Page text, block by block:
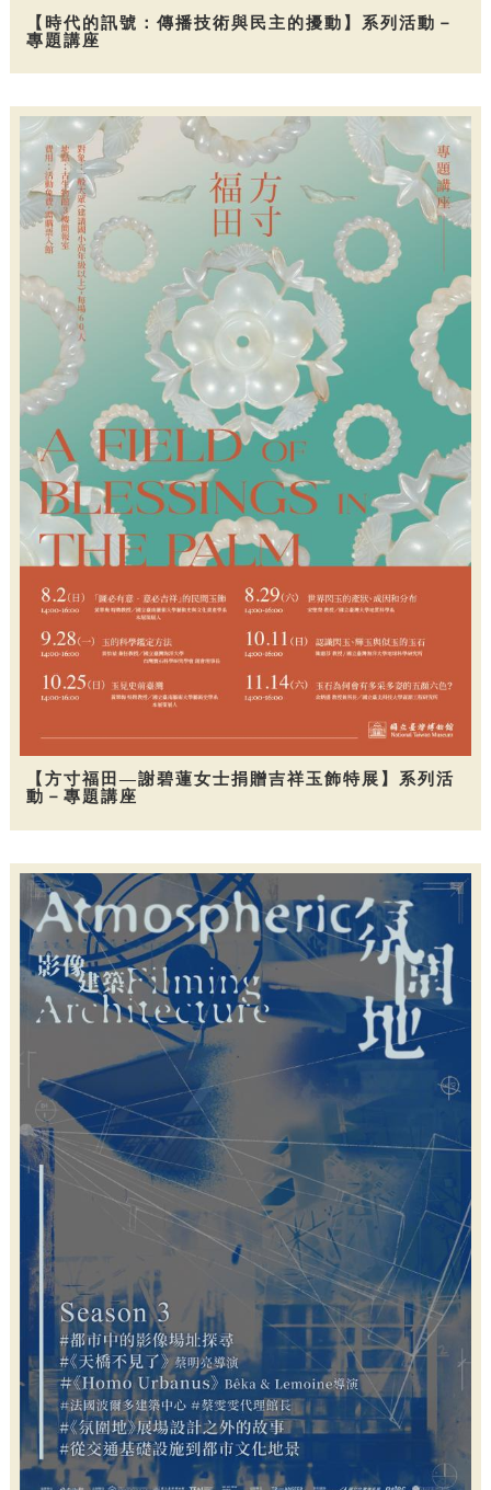
【時代的訊號：傳播技術與民主的擾動】系列活動－
專題講座
【方寸福田—謝碧蓮女士捐贈吉祥玉飾特展】系列活
動－專題講座